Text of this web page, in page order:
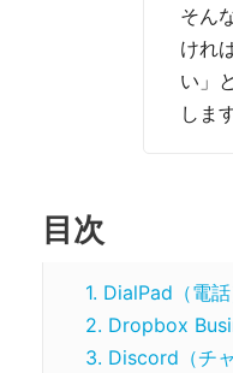
そん
けれ
い」
しま
目次
1. DialPad（電話
2. Dropbox
3. Discord（チャ